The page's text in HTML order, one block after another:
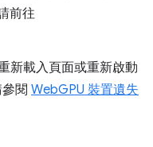
前往
新載入頁面或重新啟動
閱 WebGPU 裝置遺失